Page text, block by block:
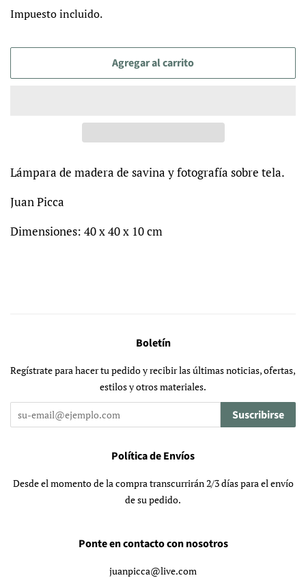
venta
Impuesto incluido.
Agregar al carrito
Lámpara de madera de savina y fotografía sobre tela.
Juan Picca
Dimensiones: 40 x 40 x 10 cm
Boletín
Regístrate para hacer tu pedido y recibir las últimas noticias, ofertas,
estilos y otros materiales.
Suscribirse
Política de Envíos
Desde el momento de la compra transcurrirán 2/3 días para el envío
de su pedido.
Ponte en contacto con nosotros
juanpicca@live.com